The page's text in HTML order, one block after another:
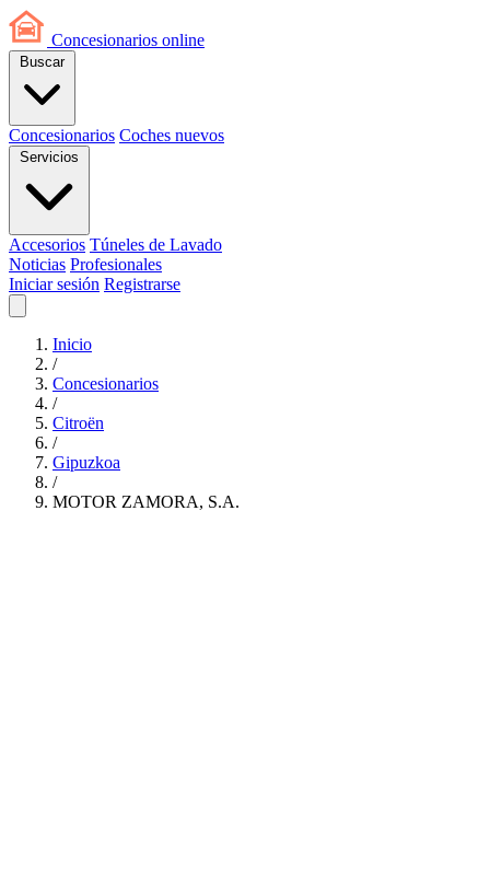
Concesionarios online
Buscar
Concesionarios Coches nuevos
Servicios
Accesorios Túneles de Lavado
Noticias Profesionales
Iniciar sesión Registrarse
Inicio
/
Concesionarios
/
Citroën
/
Gipuzkoa
/
MOTOR ZAMORA, S.A.